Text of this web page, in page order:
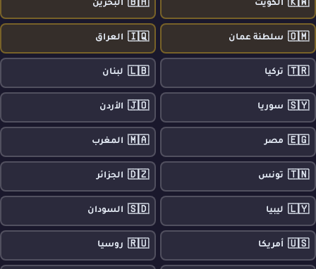
🇰🇼 الكويت 🇧🇭 البحرين
🇴🇲 سلطنة عمان 🇮🇶 العراق
🇹🇷 تركيا 🇱🇧 لبنان
🇸🇾 سوريا 🇯🇴 الأردن
🇪🇬 مصر 🇲🇦 المغرب
🇹🇳 تونس 🇩🇿 الجزائر
🇱🇾 ليبيا 🇸🇩 السودان
🇺🇸 أمريكا 🇷🇺 روسيا